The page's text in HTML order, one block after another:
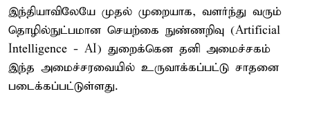
இந்தியாவிலேயே முதல் முறையாக, வளர்ந்து வரும்
தொழில்நுட்பமான செயற்கை நுண்ணறிவு (Artificial
Intelligence - AI) துறைக்கென தனி அமைச்சகம்
இந்த அமைச்சரவையில் உருவாக்கப்பட்டு சாதனை
படைக்கப்பட்டுள்ளது.